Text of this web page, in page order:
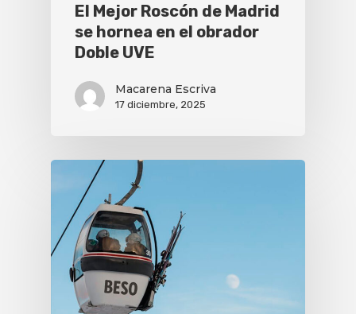
El Mejor Roscón de Madrid
se hornea en el obrador
Doble UVE
Macarena Escriva
17 diciembre, 2025